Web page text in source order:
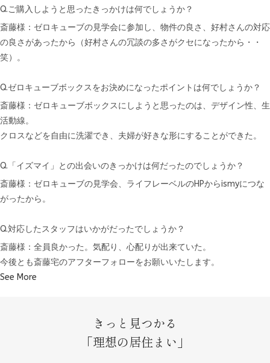
Q.ご購入しようと思ったきっかけは何でしょうか？
斎藤様：ゼロキューブの見学会に参加し、物件の良さ、好村さんの対応
の良さがあったから（好村さんの冗談の多さがクセになったから・・
笑）。
Q.ゼロキューブボックスをお決めになったポイントは何でしょうか？
斎藤様：ゼロキューブボックスにしようと思ったのは、デザイン性、生
活動線。
クロスなどを自由に洗濯でき、夫婦が好きな形にすることができた。
Q.「イズマイ」との出会いのきっかけは何だったのでしょうか？
斎藤様：ゼロキューブの見学会、ライフレーベルのHPからismyにつな
がったから。
Q.対応したスタッフはいかがだったでしょうか？
斎藤様：全員良かった。気配り、心配りが出来ていた。
今後とも斎藤宅のアフターフォローをお願いいたします。
See More
きっと見つかる
「理想の居住まい」